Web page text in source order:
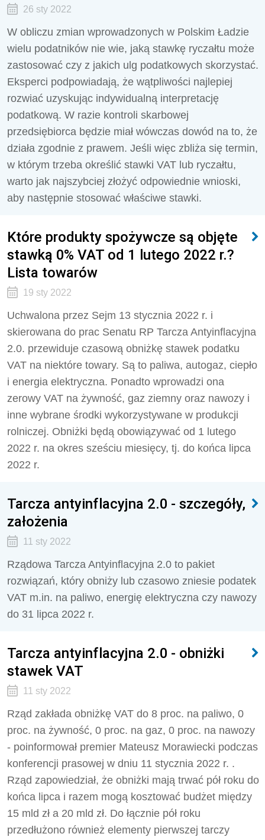
26 sty 2022
W obliczu zmian wprowadzonych w Polskim Ładzie
wielu podatników nie wie, jaką stawkę ryczałtu może
zastosować czy z jakich ulg podatkowych skorzystać.
Eksperci podpowiadają, że wątpliwości najlepiej
rozwiać uzyskując indywidualną interpretację
podatkową. W razie kontroli skarbowej
przedsiębiorca będzie miał wówczas dowód na to, że
działa zgodnie z prawem. Jeśli więc zbliża się termin,
w którym trzeba określić stawki VAT lub ryczałtu,
warto jak najszybciej złożyć odpowiednie wnioski,
aby następnie stosować właściwe stawki.
Które produkty spożywcze są objęte
stawką 0% VAT od 1 lutego 2022 r.?
Lista towarów
19 sty 2022
Uchwalona przez Sejm 13 stycznia 2022 r. i
skierowana do prac Senatu RP Tarcza Antyinflacyjna
2.0. przewiduje czasową obniżkę stawek podatku
VAT na niektóre towary. Są to paliwa, autogaz, ciepło
i energia elektryczna. Ponadto wprowadzi ona
zerowy VAT na żywność, gaz ziemny oraz nawozy i
inne wybrane środki wykorzystywane w produkcji
rolniczej. Obniżki będą obowiązywać od 1 lutego
2022 r. na okres sześciu miesięcy, tj. do końca lipca
2022 r.
Tarcza antyinflacyjna 2.0 - szczegóły,
założenia
11 sty 2022
Rządowa Tarcza Antyinflacyjna 2.0 to pakiet
rozwiązań, który obniży lub czasowo zniesie podatek
VAT m.in. na paliwo, energię elektryczna czy nawozy
do 31 lipca 2022 r.
Tarcza antyinflacyjna 2.0 - obniżki
stawek VAT
11 sty 2022
Rząd zakłada obniżkę VAT do 8 proc. na paliwo, 0
proc. na żywność, 0 proc. na gaz, 0 proc. na nawozy
- poinformował premier Mateusz Morawiecki podczas
konferencji prasowej w dniu 11 stycznia 2022 r. .
Rząd zapowiedział, że obniżki mają trwać pół roku do
końca lipca i razem mogą kosztować budżet między
15 mld zł a 20 mld zł. Do łącznie pół roku
przedłużono również elementy pierwszej tarczy